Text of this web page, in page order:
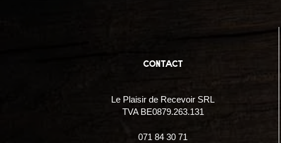
contact
Le Plaisir de Recevoir SRL
TVA BE0879.263.131
071 84 30 71